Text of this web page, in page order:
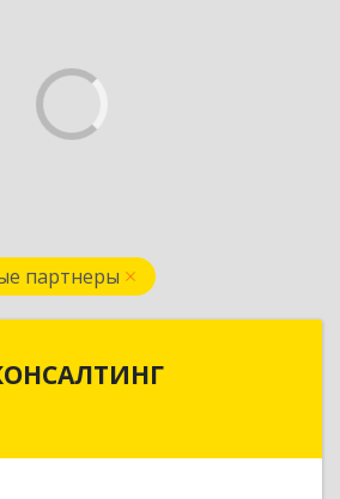
партнеры
обл, г.о.город Рязань, Рязань